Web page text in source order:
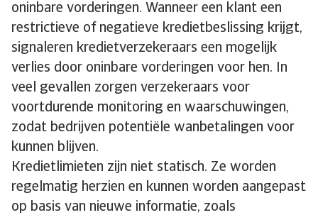
oninbare vorderingen. Wanneer een klant een
restrictieve of negatieve kredietbeslissing krijgt,
signaleren kredietverzekeraars een mogelijk
verlies door oninbare vorderingen voor hen. In
veel gevallen zorgen verzekeraars voor
voortdurende monitoring en waarschuwingen,
zodat bedrijven potentiële wanbetalingen voor
kunnen blijven.
Kredietlimieten zijn niet statisch. Ze worden
regelmatig herzien en kunnen worden aangepast
op basis van nieuwe informatie, zoals